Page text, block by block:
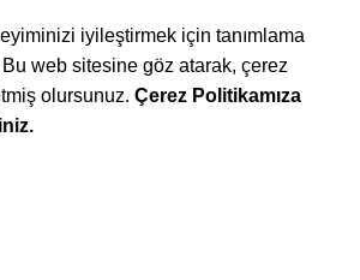
iyileştirmek için tanımlama
web sitesine göz atarak, çerez
olursunuz. Çerez Politikamıza